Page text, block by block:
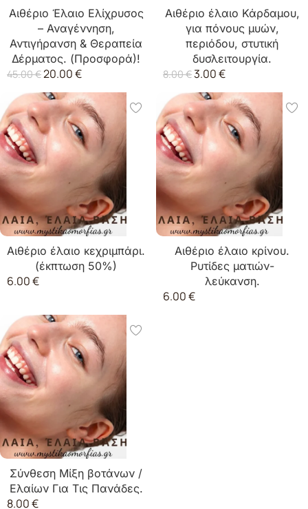
Αιθέριο Έλαιο Ελίχρυσος
– Αναγέννηση,
Αντιγήρανση & Θεραπεία
Δέρματος. (Προσφορά)!
45.00€20.00€
Αιθέριο έλαιο Κάρδαμου,
για πόνους μυών,
περιόδου, στυτική
δυσλειτουργία.
8.00€3.00€
Αιθέριο έλαιο κεχριμπάρι.
(έκπτωση 50%)
6.00€
Αιθέριο έλαιο κρίνου.
Ρυτίδες ματιών-
λεύκανση.
6.00€
Σύνθεση Μίξη βοτάνων /
Ελαίων Για Τις Πανάδες.
8.00€